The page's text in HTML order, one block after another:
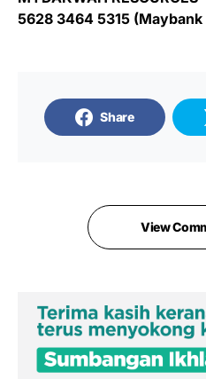
5628 3464 5315 (Maybank
Share
View